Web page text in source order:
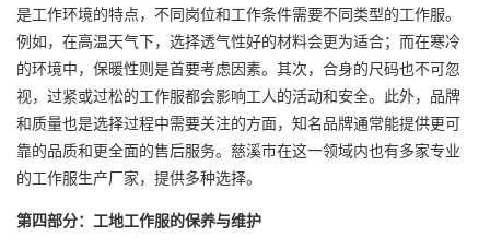
是工作环境的特点，不同岗位和工作条件需要不同类型的工作服。
例如，在高温天气下，选择透气性好的材料会更为适合；而在寒冷
的环境中，保暖性则是首要考虑因素。其次，合身的尺码也不可忽
视，过紧或过松的工作服都会影响工人的活动和安全。此外，品牌
和质量也是选择过程中需要关注的方面，知名品牌通常能提供更可
靠的品质和更全面的售后服务。慈溪市在这一领域内也有多家专业
的工作服生产厂家，提供多种选择。
第四部分：工地工作服的保养与维护